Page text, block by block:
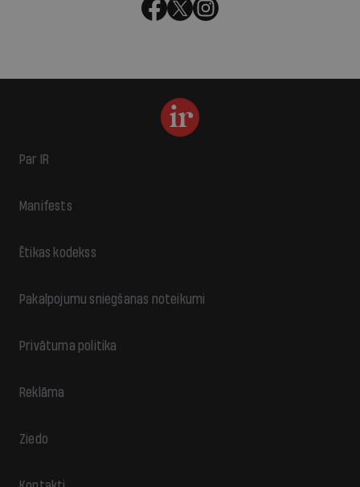
Par IR
Manifests
Ētikas kodekss
Pakalpojumu sniegšanas noteikumi
Privātuma politika
Reklāma
Ziedo